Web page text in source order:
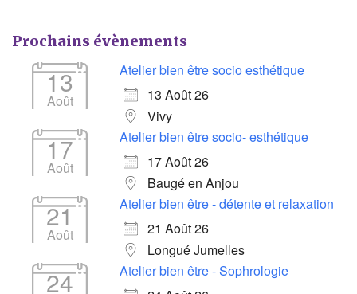
Prochains évènements
13
Août
Atelier bien être socio esthétique
13 Août 26
Vivy
17
Août
Atelier bien être socio- esthétique
17 Août 26
Baugé en Anjou
21
Août
Atelier bien être - détente et relaxation
21 Août 26
Longué Jumelles
24
Atelier bien être - Sophrologie